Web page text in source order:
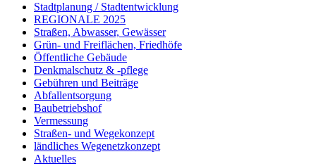
Stadtplanung / Stadtentwicklung
REGIONALE 2025
Straßen, Abwasser, Gewässer
Grün- und Freiflächen, Friedhöfe
Öffentliche Gebäude
Denkmalschutz & -pflege
Gebühren und Beiträge
Abfallentsorgung
Baubetriebshof
Vermessung
Straßen- und Wegekonzept
ländliches Wegenetzkonzept
Aktuelles